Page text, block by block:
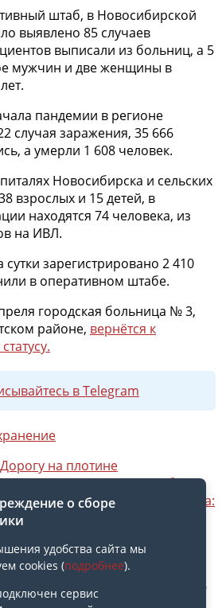
штаб, в Новосибирской
выявлено 85 случаев
выписали из больниц, а 5
мужчин и две женщины в
пандемии в регионе
случая заражения, 35 666
а умерли 1 608 человек.
Новосибирска и сельских
взрослых и 15 детей, в
находятся 74 человека, из
на ИВЛ.
зарегистрировано 2 410
в оперативном штабе.
городская больница № 3,
районе, вернётся к
в Telegram
Дорогу на плотине
из-за нового забора
– Россия футбол 30 марта:
Матч ТВ
«Родные берега»
сетевого издания
Эл № ФС77-74717 от 11.01.2019
о сборе
удобства сайта мы
cookies (подробнее).
сервис